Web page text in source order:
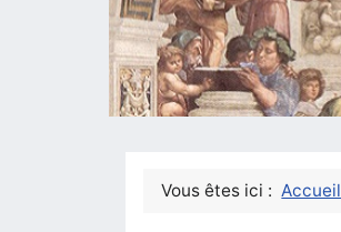
Vous êtes ici :Accueil